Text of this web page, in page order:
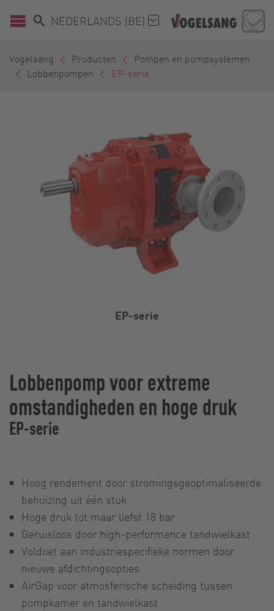
NEDERLANDS (BE)
Vogelsang Producten
Pompen en pompsystemen
Lobbenpompen
EP-serie
EP-serie
Lobbenpomp voor extreme
omstandigheden en hoge druk
EP-serie
Hoog rendement door stromingsgeoptimaliseerde
behuizing uit één stuk
Hoge druk tot maar liefst 18 bar
Geruisloos door high-performance tandwielkast
Voldoet aan industriespecifieke normen door
nieuwe afdichtingsopties
AirGap voor atmosferische scheiding tussen
pompkamer en tandwielkast